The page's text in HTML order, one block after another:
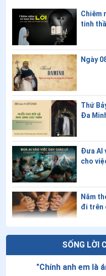
Bài sai sứ vụ
12.Sứ vụ Y tế - nơi lòng
13.Mùa chuyển cộng
14.Hành lý cho SỨ VỤ mới
16.Chiếc nôi sứ vụ
17.Lắng nghe Lời Chúa
- cảm nhận sau ngày họp
SỐNG LỜI
"Chính anh em là
Chiêm
tinh
Ngày
Thứ
Đa
Đưa AI
cho
Năm
đi trên
Thứ